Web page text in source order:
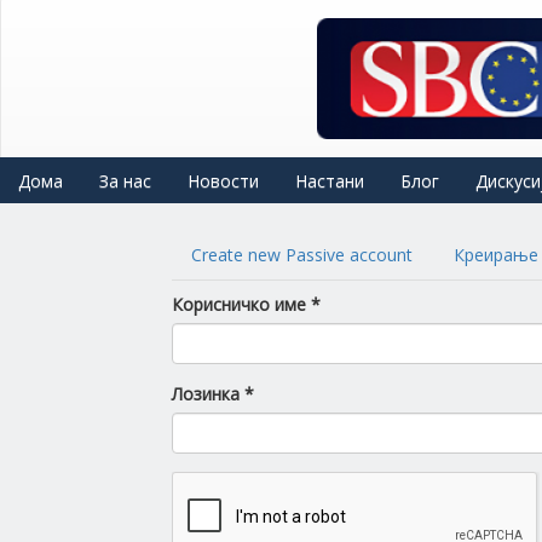
Дома За нас Новости Настани Блог
Primary
Create new Passive account Креирање
Корисничко име *
Лозинка *